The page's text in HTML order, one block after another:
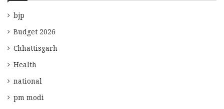
bjp
Budget 2026
Chhattisgarh
Health
national
pm modi